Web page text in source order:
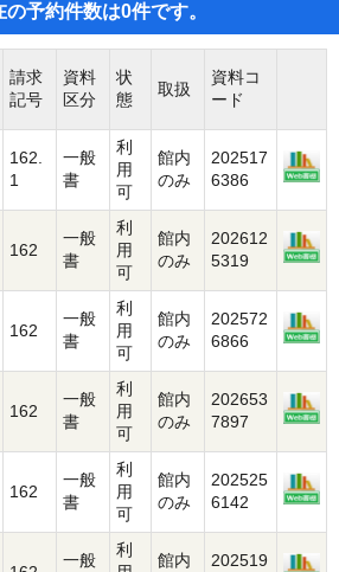
予約件数は0件です。
請求
記号
資料
区分
状
態
取扱
資料コ
ード
162.
1
一般
書
利
用
可
館内
のみ
202517
6386
162
一般
書
利
用
可
館内
のみ
202612
5319
162
一般
書
利
用
可
館内
のみ
202572
6866
162
一般
書
利
用
可
館内
のみ
202653
7897
162
一般
書
利
用
可
館内
のみ
202525
6142
一般
利
館内 202519